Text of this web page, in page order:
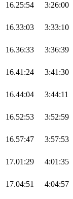
16.25:54 3:26:00
16.33:03 3:33:10
16.36:33 3:36:39
16.41:24 3:41:30
16.44:04 3:44:11
16.52:53 3:52:59
16.57:47 3:57:53
17.01:29 4:01:35
17.04:51 4:04:57